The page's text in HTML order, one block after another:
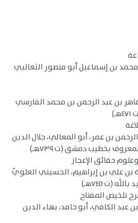
بن إسماعيل أبو منصور الثعالبي
بن عبد الرحمن بن محمد الفارسي
بن عمر، أبو المعالي، جلال الدين
بخطيب دمشق (ت ٧٣٩هـ)
علي بن إبراهيم، الحسيني العلويّ
(ت ٧٤٥هـ)
الكافي، أبو حامد، بهاء الدين